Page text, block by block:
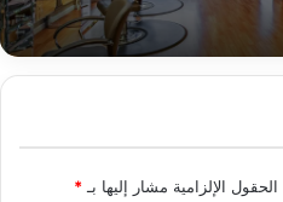
الحقول الإلزامية مشار إليها بـ *